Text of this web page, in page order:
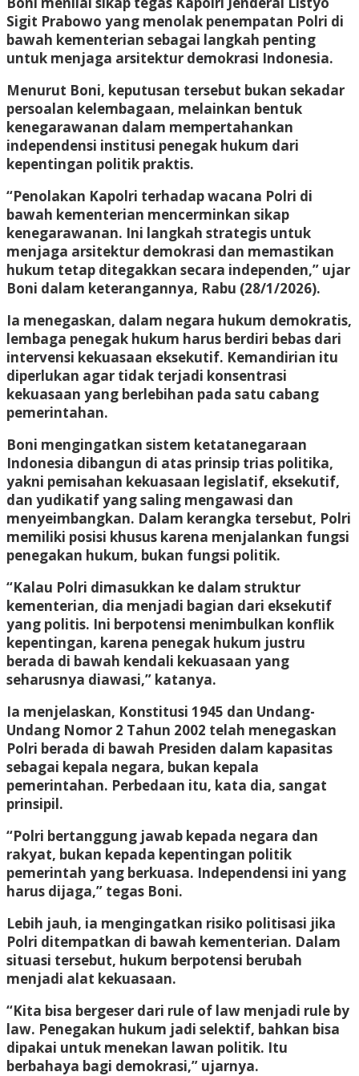
Sigit Prabowo yang menolak penempatan Polri di
bawah kementerian sebagai langkah penting
untuk menjaga arsitektur demokrasi Indonesia.
Menurut Boni, keputusan tersebut bukan sekadar
persoalan kelembagaan, melainkan bentuk
kenegarawanan dalam mempertahankan
independensi institusi penegak hukum dari
kepentingan politik praktis.
“Penolakan Kapolri terhadap wacana Polri di
bawah kementerian mencerminkan sikap
kenegarawanan. Ini langkah strategis untuk
menjaga arsitektur demokrasi dan memastikan
hukum tetap ditegakkan secara independen,” ujar
Boni dalam keterangannya, Rabu (28/1/2026).
Ia menegaskan, dalam negara hukum demokratis,
lembaga penegak hukum harus berdiri bebas dari
intervensi kekuasaan eksekutif. Kemandirian itu
diperlukan agar tidak terjadi konsentrasi
kekuasaan yang berlebihan pada satu cabang
pemerintahan.
Boni mengingatkan sistem ketatanegaraan
Indonesia dibangun di atas prinsip trias politika,
yakni pemisahan kekuasaan legislatif, eksekutif,
dan yudikatif yang saling mengawasi dan
menyeimbangkan. Dalam kerangka tersebut, Polri
memiliki posisi khusus karena menjalankan fungsi
penegakan hukum, bukan fungsi politik.
“Kalau Polri dimasukkan ke dalam struktur
kementerian, dia menjadi bagian dari eksekutif
yang politis. Ini berpotensi menimbulkan konflik
kepentingan, karena penegak hukum justru
berada di bawah kendali kekuasaan yang
seharusnya diawasi,” katanya.
Ia menjelaskan, Konstitusi 1945 dan Undang-
Undang Nomor 2 Tahun 2002 telah menegaskan
Polri berada di bawah Presiden dalam kapasitas
sebagai kepala negara, bukan kepala
pemerintahan. Perbedaan itu, kata dia, sangat
prinsipil.
“Polri bertanggung jawab kepada negara dan
rakyat, bukan kepada kepentingan politik
pemerintah yang berkuasa. Independensi ini yang
harus dijaga,” tegas Boni.
Lebih jauh, ia mengingatkan risiko politisasi jika
Polri ditempatkan di bawah kementerian. Dalam
situasi tersebut, hukum berpotensi berubah
menjadi alat kekuasaan.
“Kita bisa bergeser dari rule of law menjadi rule by
law. Penegakan hukum jadi selektif, bahkan bisa
dipakai untuk menekan lawan politik. Itu
berbahaya bagi demokrasi,” ujarnya.